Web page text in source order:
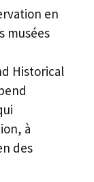
en
musées
Historical
à
des